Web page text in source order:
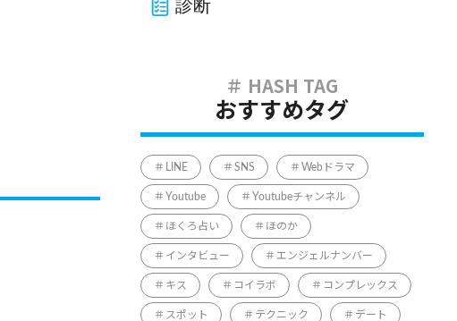
診断
おすすめタグ
LINE SNS Webドラマ
Youtube Youtubeチャンネル
ほくろ占い ほのか
インタビュー エンジェルナンバー
キス コイラボ コンプレックス
スポット テクニック デート